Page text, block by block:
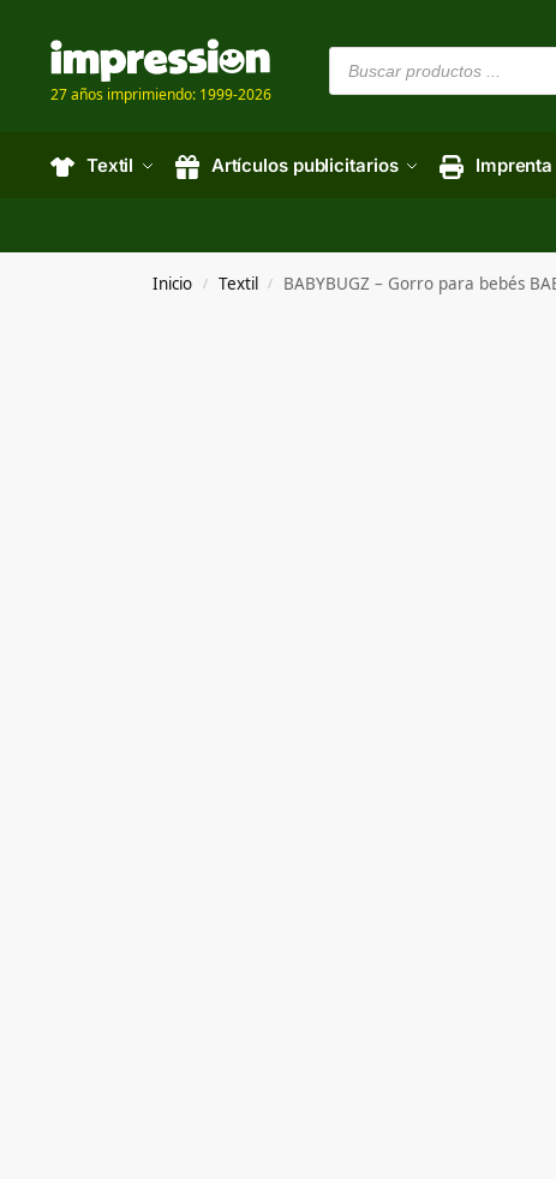
27 años imprimiendo: 1999-2026
Textil Artículos publicitarios Imprenta
Inicio / Textil / BABYBUGZ – Gorro para bebés